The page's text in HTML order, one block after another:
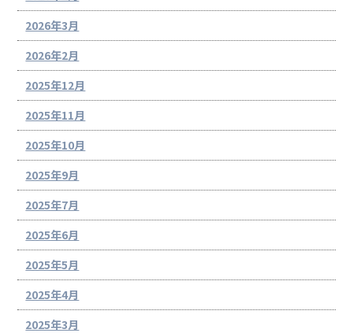
2026年3月
2026年2月
2025年12月
2025年11月
2025年10月
2025年9月
2025年7月
2025年6月
2025年5月
2025年4月
2025年3月